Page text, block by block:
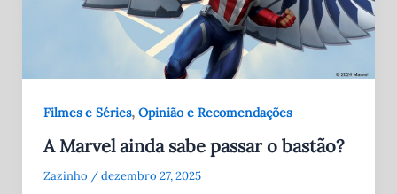
Filmes e Séries, Opinião e Recomendações
A Marvel ainda sabe passar o bastão?
Zazinho /dezembro 27, 2025